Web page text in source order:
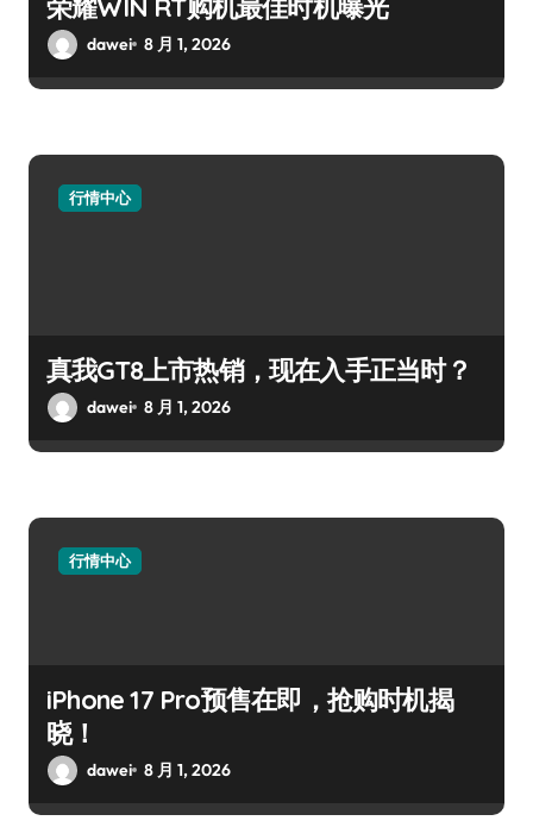
荣耀WIN RT购机最佳时机曝光
dawei 8 月 1, 2026
行情中心
真我GT8上市热销，现在入手正当时？
dawei 8 月 1, 2026
行情中心
iPhone 17 Pro预售在即，抢购时机揭
晓！
dawei 8 月 1, 2026